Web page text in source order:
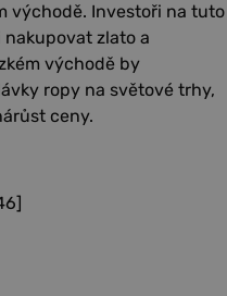
východě. Investoři na tuto
zlato a
východě by
ropy na světové trhy,
ceny.